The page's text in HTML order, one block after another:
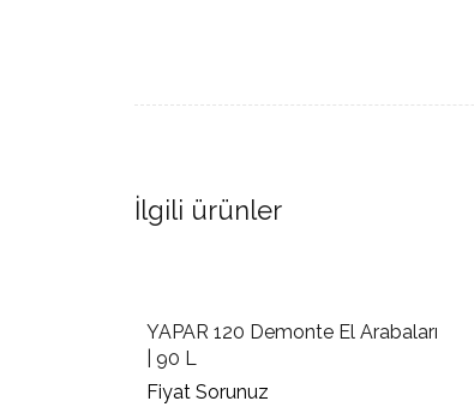
İlgili ürünler
YAPAR 120 Demonte El Arabaları
| 90 L
Fiyat Sorunuz